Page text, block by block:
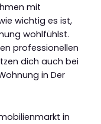
mit
wichtig es ist,
wohlfühlst.
professionellen
dich auch bei
in Der
in